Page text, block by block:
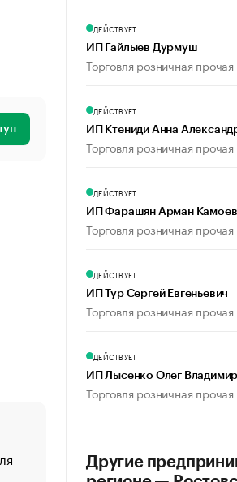
«От спорта тело стареет
создавшей GTA
ДЕЙСТВУЕТ
ИП Гайлыев Дурмуш
Торговля розничная прочая
ДЕЙСТВУЕТ
ИП Ктениди Анна
Торговля розничная прочая
ДЕЙСТВУЕТ
ИП Фарашян Арман
Торговля розничная прочая
ДЕЙСТВУЕТ
ИП Тур Сергей Евгеньевич
Торговля розничная прочая
ДЕЙСТВУЕТ
ИП Лысенко Олег
Торговля розничная прочая
Другие